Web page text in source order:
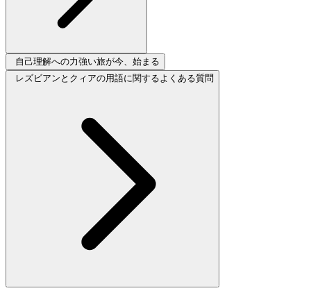
自己理解への力強い旅が今、始まる
レズビアンとクィアの用語に関するよくある質問